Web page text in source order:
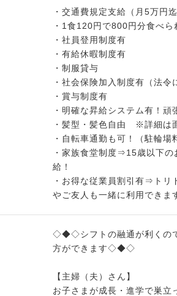
・交通費規定支給（月5万円迄
・1食120円で800円分食べら
・社員登用制度有
・有給休暇制度有
・制服貸与
・社会保険加入制度有（法令
・賞与制度有
・明確な昇給システム有！頑
・髪型・髪色自由 ※詳細は
・自転車通勤も可！（駐輪場
・家族食堂制度⇒15歳以下の
給！
・お得な従業員割引有⇒トリ
やご友人も一緒に利用できま
◇◆◇シフトの融通が利くの
方ができます◇◆◇
【主婦（夫）さん】
お子さまが成長・進学で巣立